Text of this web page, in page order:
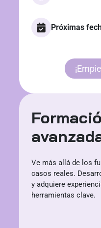
Próximas
Ve más allá de los
casos reales.
y adquiere
herramientas clave.